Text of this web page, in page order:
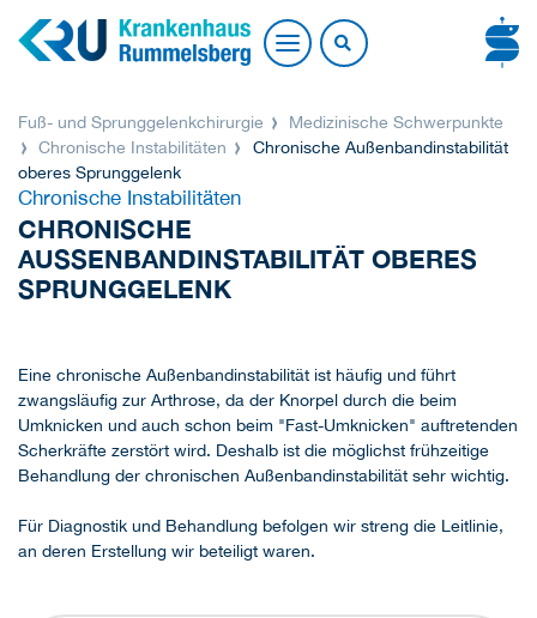
Fuß- und Sprunggelenkchirurgie
Medizinische Schwerpunkte
Chronische Instabilitäten
Chronische Außenbandinstabilität
oberes Sprunggelenk
Chronische Instabilitäten
CHRONISCHE
AUSSENBANDINSTABILITÄT OBERES S
PRUNGGELENK
Eine chronische Außenbandinstabilität ist häufig und führt
zwangsläufig zur Arthrose, da der Knorpel durch die beim
Umknicken und auch schon beim "Fast-Umknicken" auftretenden
Scherkräfte zerstört wird. Deshalb ist die möglichst frühzeitige
Behandlung der chronischen Außenbandinstabilität sehr wichtig.
Für Diagnostik und Behandlung befolgen wir streng die Leitlinie,
an deren Erstellung wir beteiligt waren.